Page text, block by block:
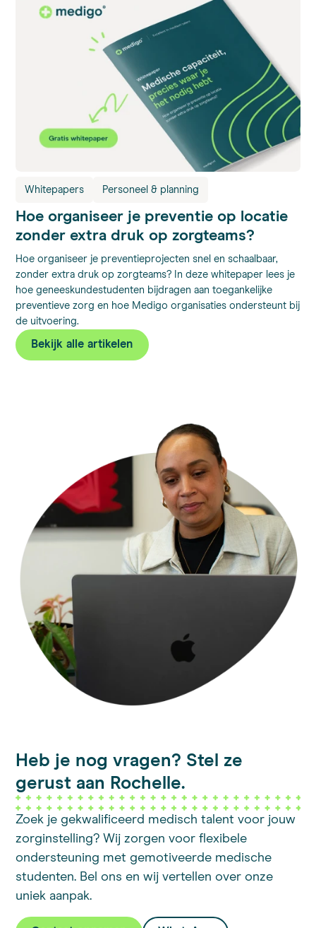
Whitepapers Personeel & planning
Hoe organiseer je preventie op locatie
zonder extra druk op zorgteams?
Hoe organiseer je preventieprojecten snel en schaalbaar,
zonder extra druk op zorgteams? In deze whitepaper lees je
hoe geneeskundestudenten bijdragen aan toegankelijke
preventieve zorg en hoe Medigo organisaties ondersteunt bij
de uitvoering.
Bekijk alle artikelen
Heb je nog vragen? Stel ze
gerust aan Rochelle.
Zoek je gekwalificeerd medisch talent voor jouw
zorginstelling? Wij zorgen voor flexibele
ondersteuning met gemotiveerde medische
studenten. Bel ons en wij vertellen over onze
uniek aanpak.